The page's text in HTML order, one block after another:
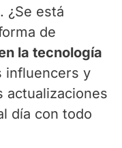
. ¿Se está
de
la tecnología
influencers y
actualizaciones
día con todo